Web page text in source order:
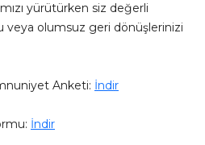
yürütürken siz değerli
olumsuz geri dönüşlerinizi
Anketi: İndir
İndir